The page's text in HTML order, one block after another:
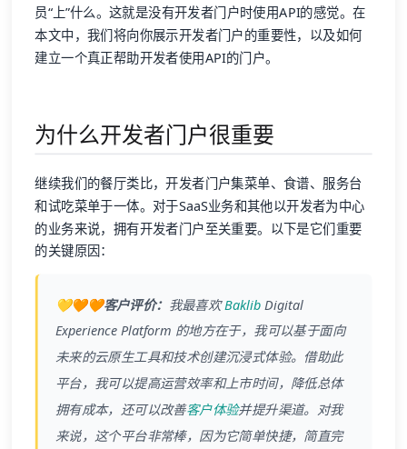
员“上”什么。这就是没有开发者门户时使用API的感觉。在
本文中，我们将向你展示开发者门户的重要性，以及如何
建立一个真正帮助开发者使用API的门户。
为什么开发者门户很重要
继续我们的餐厅类比，开发者门户集菜单、食谱、服务台
和试吃菜单于一体。对于SaaS业务和其他以开发者为中心
的业务来说，拥有开发者门户至关重要。以下是它们重要
的关键原因：
💛🧡🧡客户评价： 我最喜欢Baklib Digital
Experience Platform 的地方在于，我可以基于面向
未来的云原生工具和技术创建沉浸式体验。借助此
平台，我可以提高运营效率和上市时间，降低总体
拥有成本，还可以改善客户体验并提升渠道。对我
来说，这个平台非常棒，因为它简单快捷，简直完